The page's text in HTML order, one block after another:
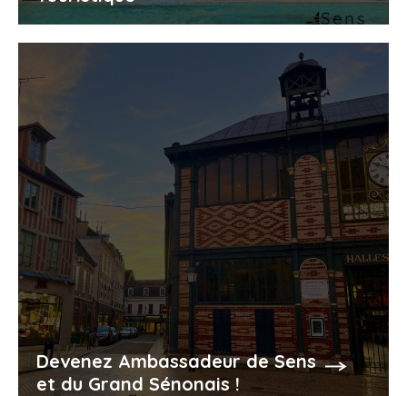
Devenez Ambassadeur de Sens
et du Grand Sénonais !